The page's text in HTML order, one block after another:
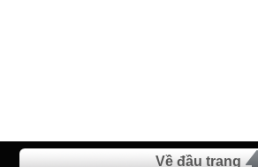
Về đầu trang